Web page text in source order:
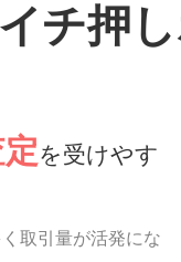
チ押
を受けやす
取引量が活発にな